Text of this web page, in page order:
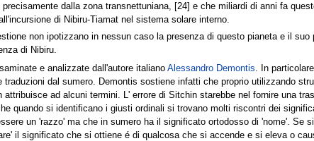
dalla zona transnettuniana, [24] e che miliardi di anni fa
di Nibiru-Tiamat nel sistema solare interno.
non ipotizzano in nessun caso la presenza di questo pianeta e il
di Nibiru.
e analizzate dall'autore italianoAlessandro Demontis . In
dal sumero. Demontis sostiene infatti che proprio utilizzando
ad alcuni termini. L' errore di Sitchin starebbe nel fornire una
quando si identificano i giusti ordinali si trovano molti riscontri dei
un 'razzo' ma che in sumero ha il significato ortodosso di 'nome'. Se
il significato che si ottiene é di qualcosa che si accende e si eleva o